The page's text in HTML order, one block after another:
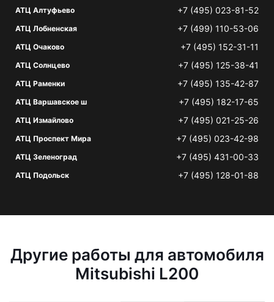
АТЦ Алтуфьево +7 (495) 023-81-52
АТЦ Лобненская +7 (499) 110-53-06
АТЦ Очаково +7 (495) 152-31-11
АТЦ Солнцево +7 (495) 125-38-41
АТЦ Раменки +7 (495) 135-42-87
АТЦ Варшавское ш +7 (495) 182-17-65
АТЦ Измайлово +7 (495) 021-25-26
АТЦ Проспект Мира +7 (495) 023-42-98
АТЦ Зеленоград +7 (495) 431-00-33
АТЦ Подольск +7 (495) 128-01-88
Другие работы для автомобиля
Mitsubishi L200